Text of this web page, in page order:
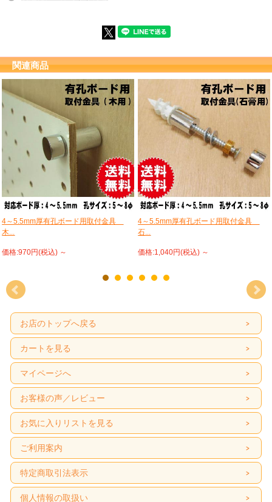
関連商品
4～5.5mm厚有孔ボード用取付金具
木...
価格:970円(税込) ～
4～5.5mm厚有孔ボード用取付金具
石...
価格:1,040円(税込) ～
お店のトップへ戻る
カートを見る
マイページへ
お客様の声／レビュー
お気に入りリストを見る
ご利用案内
特定商取引法表示
個人情報の取扱い